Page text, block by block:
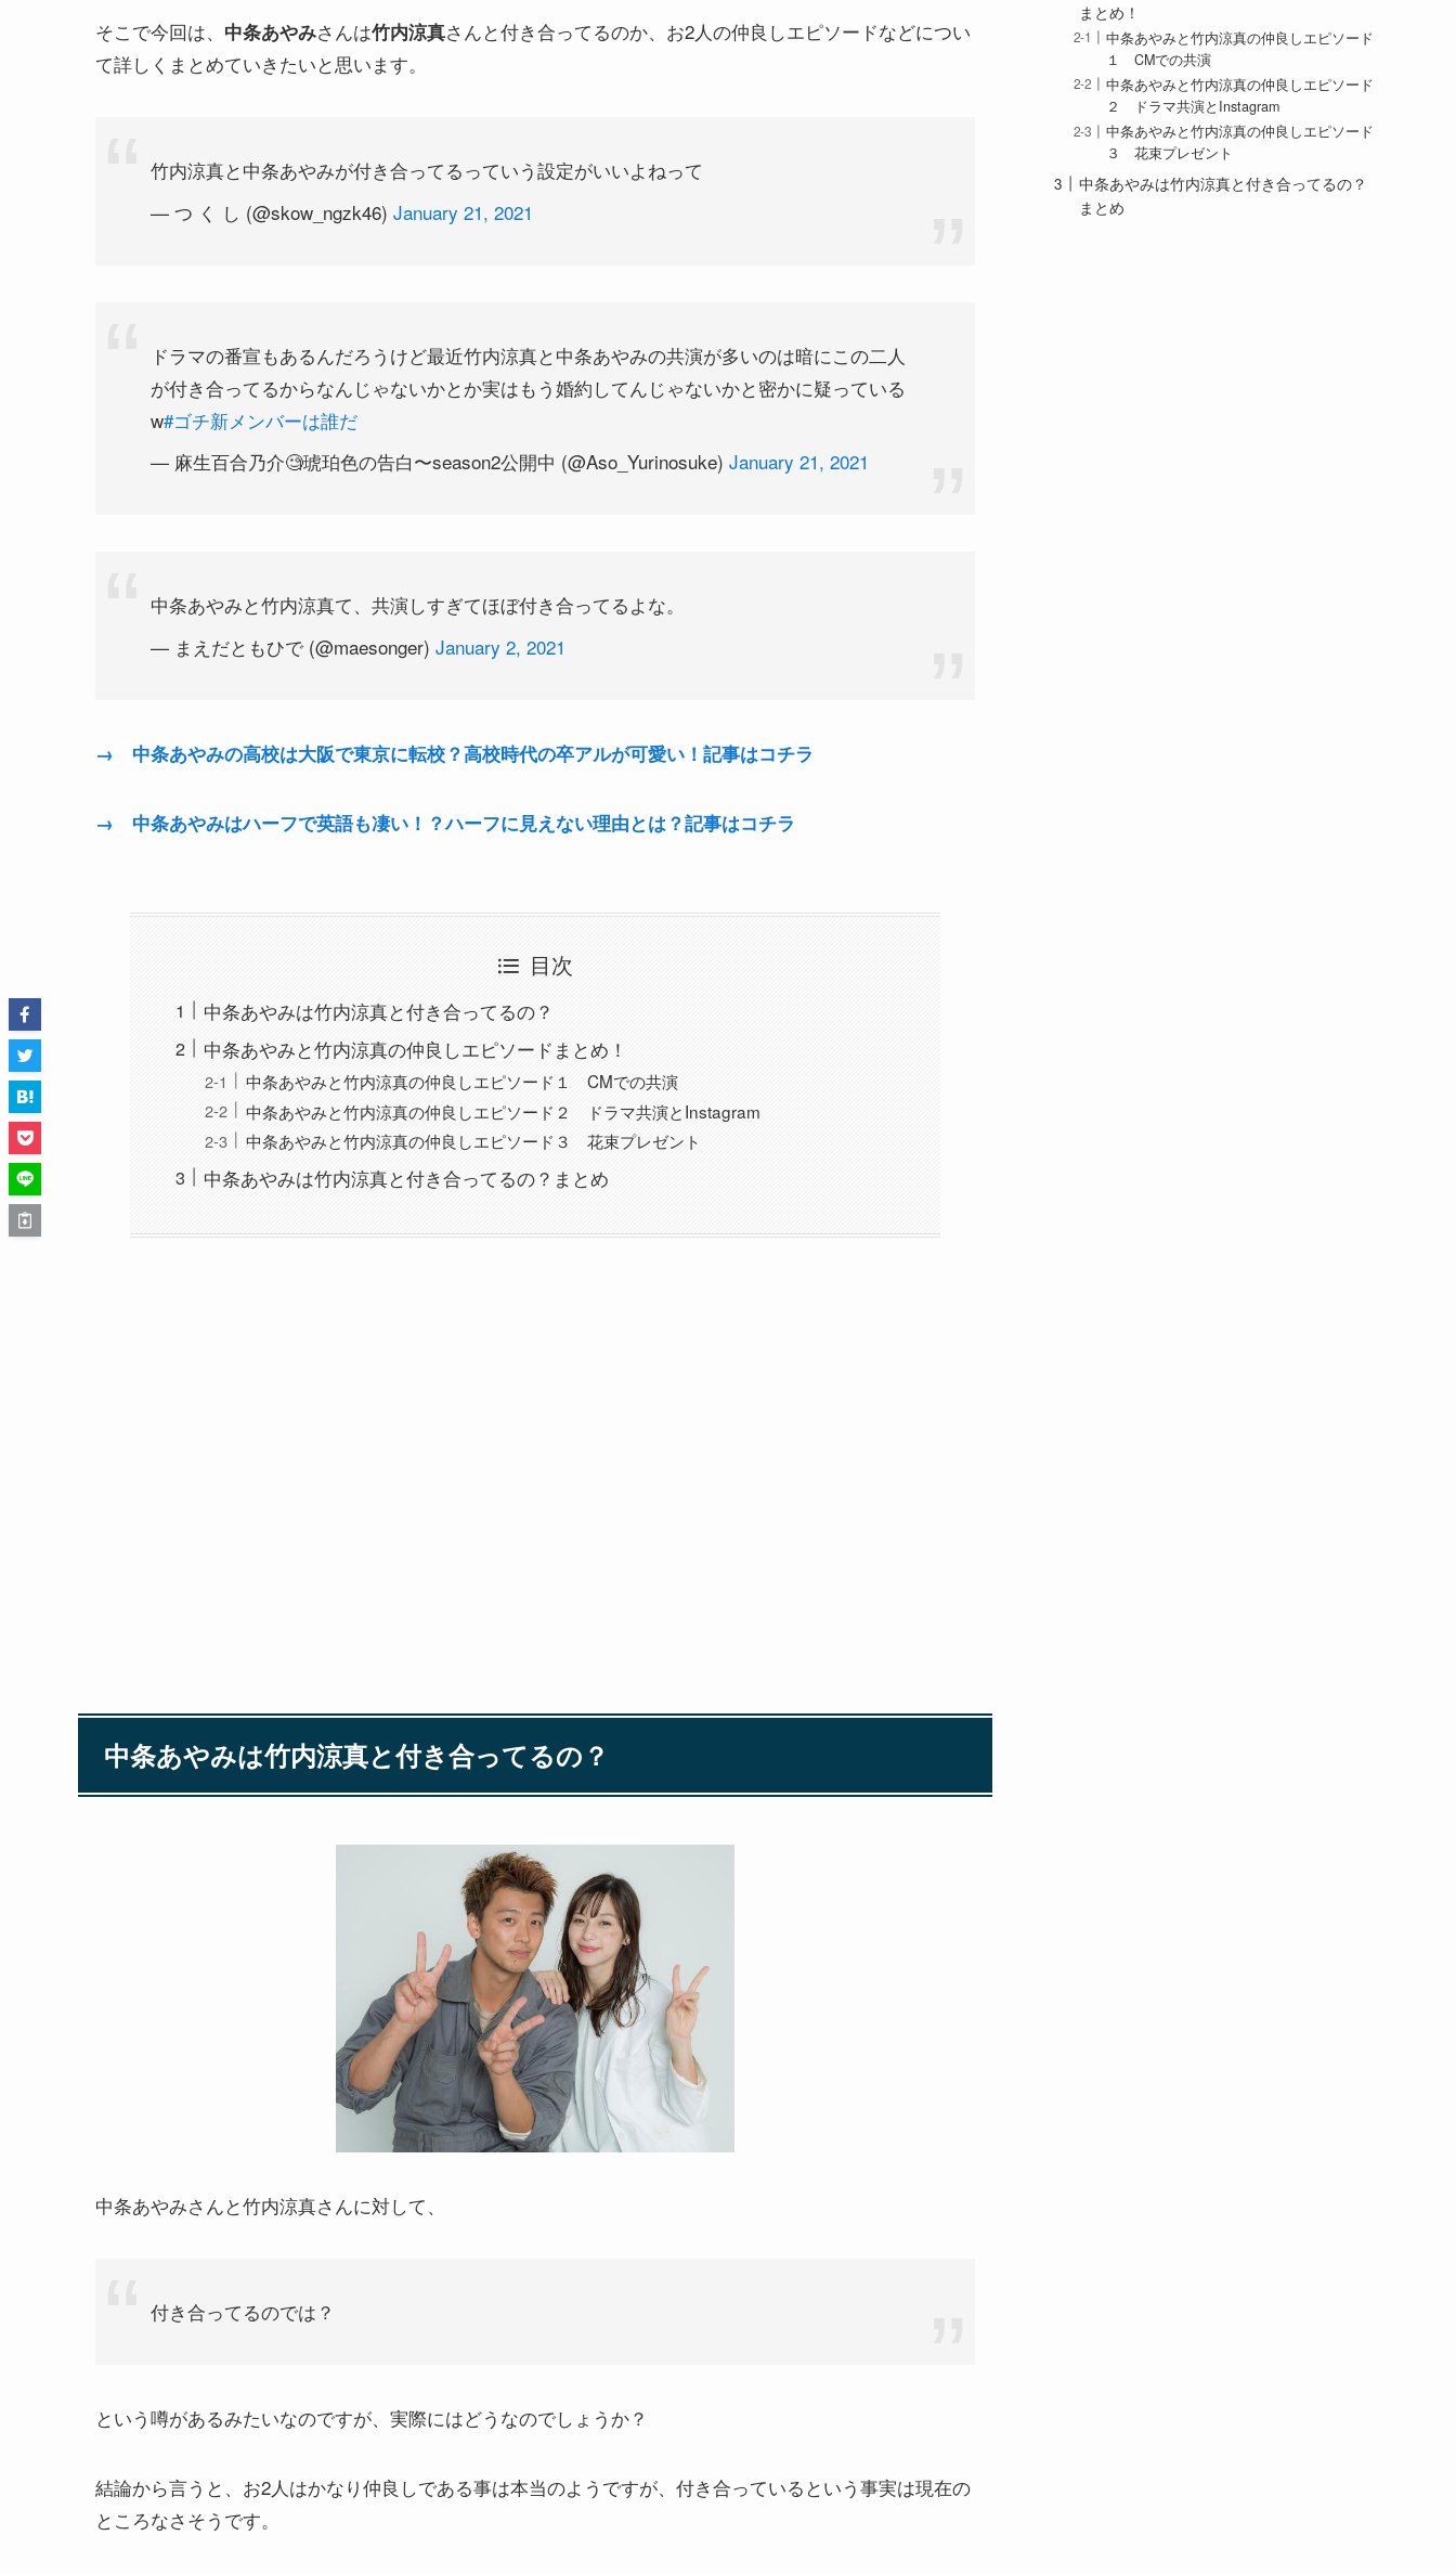
そこで今回は、 中条あやみさんは竹内涼真さんと付き合ってるのか、お2人の仲良しエピソードなどについ
て詳しくまとめていきたいと思います。
竹内涼真と中条あやみが付き合ってるっていう設定がいいよねって
— つ く し (@skow_ngzk46) January 21, 2021
ドラマの番宣もあるんだろうけど最近竹内涼真と中条あやみの共演が多いのは暗にこの二人
が付き合ってるからなんじゃないかとか実はもう婚約してんじゃないかと密かに疑っている
w#ゴチ新メンバーは誰だ
— 麻生百合乃介🧐琥珀色の告白〜season2公開中 (@Aso_Yurinosuke) January 21, 2021
中条あやみと竹内涼真て、共演しすぎてほぼ付き合ってるよな。
— まえだともひで (@maesonger) January 2, 2021
→ 中条あやみの高校は大阪で東京に転校？高校時代の卒アルが可愛い！記事はコチラ
→ 中条あやみはハーフで英語も凄い！？ハーフに見えない理由とは？記事はコチラ
目次
中条あやみは竹内涼真と付き合ってるの？
中条あやみと竹内涼真の仲良しエピソードまとめ！
中条あやみと竹内涼真の仲良しエピソード１ CMでの共演
中条あやみと竹内涼真の仲良しエピソード２ ドラマ共演とInstagram
中条あやみと竹内涼真の仲良しエピソード３ 花束プレゼント
中条あやみは竹内涼真と付き合ってるの？まとめ
中条あやみは竹内涼真と付き合ってるの？
中条あやみさんと竹内涼真さんに対して、
付き合ってるのでは？
という噂があるみたいなのですが、実際にはどうなのでしょうか？
結論から言うと、お2人はかなり仲良しである事は本当のようですが、付き合っているという事実は現在の
ところなさそうです。
まとめ！
中条あやみと竹内涼真の仲良しエピソード
１ CMでの共演
中条あやみと竹内涼真の仲良しエピソード
２ ドラマ共演とInstagram
中条あやみと竹内涼真の仲良しエピソード
３ 花束プレゼント
中条あやみは竹内涼真と付き合ってるの？
まとめ